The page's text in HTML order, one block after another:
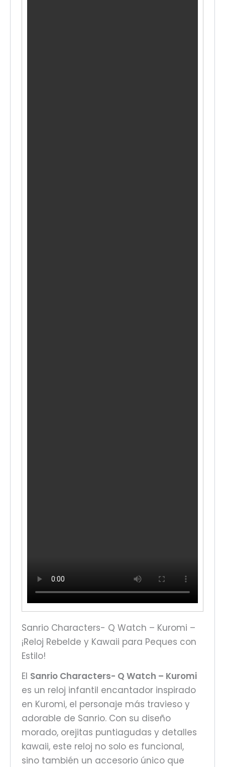
Sanrio Characters- Q Watch – Kuromi –
¡Reloj Rebelde y Kawaii para Peques con
Estilo!
El Sanrio Characters- Q Watch – Kuromi
es un reloj infantil encantador inspirado
en Kuromi, el personaje más travieso y
adorable de Sanrio. Con su diseño
morado, orejitas puntiagudas y detalles
kawaii, este reloj no solo es funcional,
sino también un accesorio único que